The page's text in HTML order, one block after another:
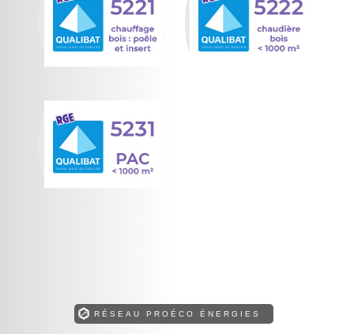
RÉSEAU PROÉCO ÉNERGIES